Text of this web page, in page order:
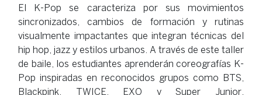
El K-Pop se caracteriza por sus movimientos
sincronizados, cambios de formación y rutinas
visualmente impactantes que integran técnicas del
hip hop, jazz y estilos urbanos. A través de este taller
de baile, los estudiantes aprenderán coreografías K-
Pop inspiradas en reconocidos grupos como BTS,
Blackpink, TWICE, EXO y Super Junior,